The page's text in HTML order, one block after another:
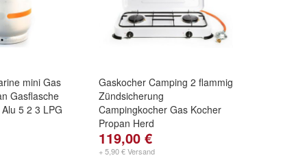
mini Gas
Gasflasche
5 2 3 LPG
Gaskocher Camping 2 flammig
Zündsicherung
Campingkocher Gas Kocher
Propan Herd
119,00 €
+ 5,90 € Versand